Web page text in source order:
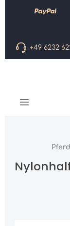
Zum Hauptinhalt
+49 6232
Pferd